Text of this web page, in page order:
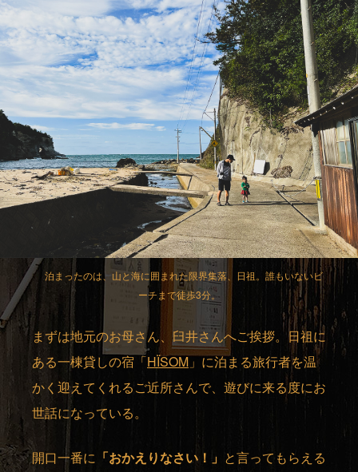
泊まったのは、山と海に囲まれた限界集落、日祖。誰もいないビ
ーチまで徒歩3分。
まずは地元のお母さん、臼井さんへご挨拶。日祖に
ある一棟貸しの宿「HÏSOM」に泊まる旅行者を温
かく迎えてくれるご近所さんで、遊びに来る度にお
世話になっている。
開口一番に 「おかえりなさい！」 と言ってもらえる